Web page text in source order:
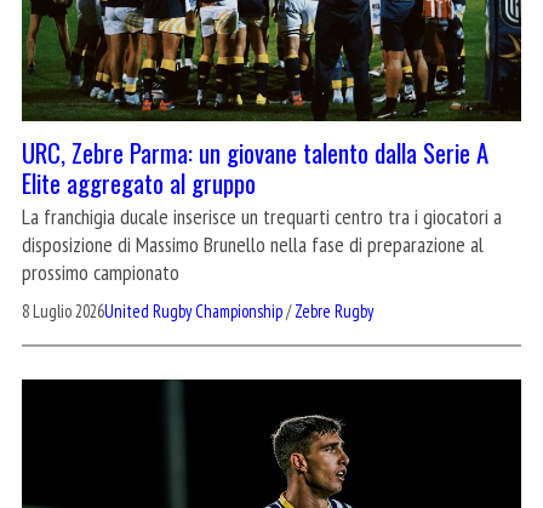
URC, Zebre Parma: un giovane talento dalla Serie A
Elite aggregato al gruppo
La franchigia ducale inserisce un trequarti centro tra i giocatori a
disposizione di Massimo Brunello nella fase di preparazione al
prossimo campionato
8 Luglio 2026United Rugby Championship/Zebre Rugby